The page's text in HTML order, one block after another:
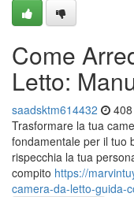
Come
Letto:
saadsktm614432
Trasformare la tua
fondamentale per il tuo
rispecchia la tua
compito https://
camera-da-letto-guida-